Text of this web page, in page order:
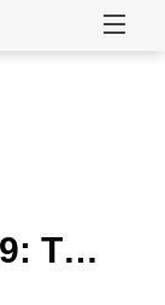
Cargo Simulator 2019: Türkiye